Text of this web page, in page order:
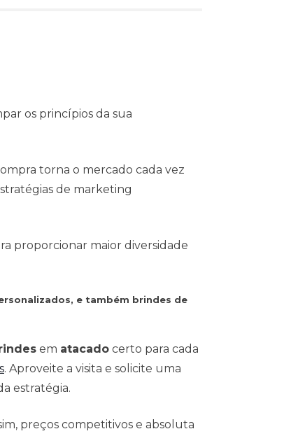
os princípios da sua
torna o mercado cada vez
de marketing
proporcionar maior diversidade
e também brindes de
em atacado certo para cada
. Aproveite a visita e solicite uma
estratégia.
preços competitivos e absoluta